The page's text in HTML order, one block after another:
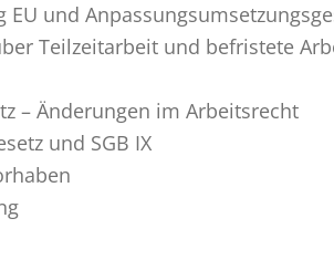
und
Teilzeitarbeit und befristete
– Änderungen im Arbeitsrecht
und SGB IX